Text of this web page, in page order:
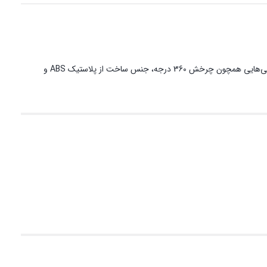
‏هلدر AKO HD 7 رو داشبوردی یک لوازم جانبی مفید و کارآمد برای خودروهاست که برای نصب روی داشبورد و شیشه طراحی شده است. این هولدر دارای ویژگی‌هایی همچون چرخش 360 درجه، جنس ساخت از پلاستیک ABS و